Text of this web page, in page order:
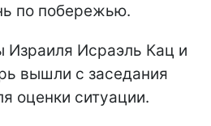
по побережью.
Израиля Исраэль Кац и
вышли с заседания
оценки ситуации.